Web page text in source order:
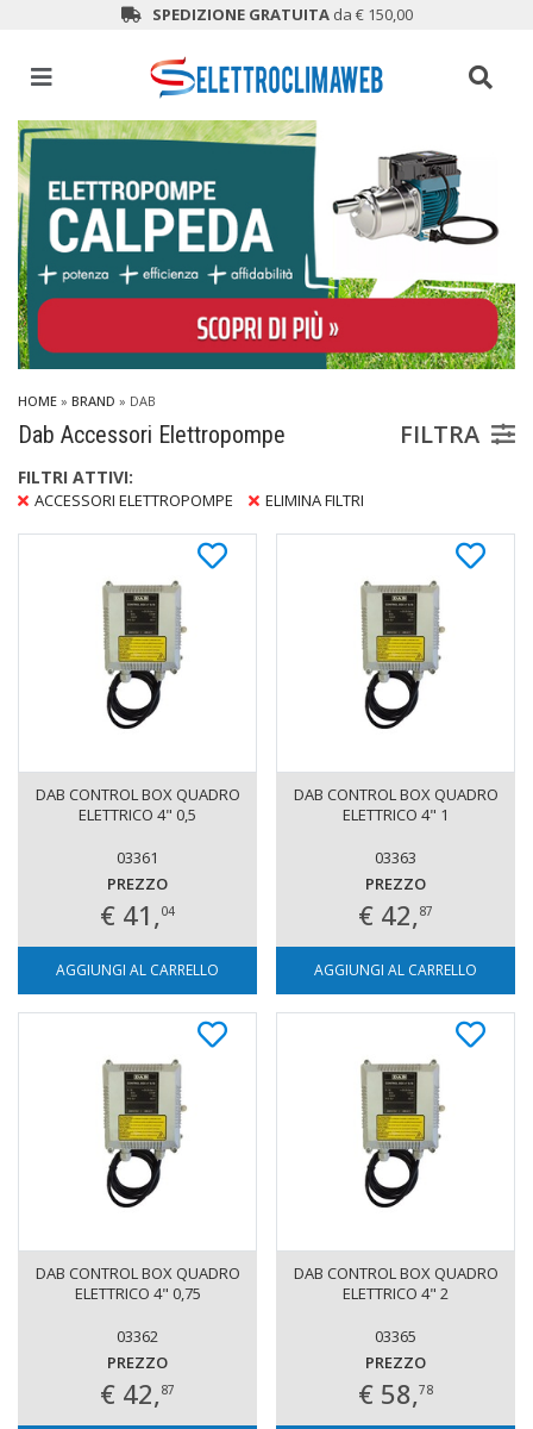
SPEDIZIONE GRATUITAda € 150,00
HOME » BRAND » DAB
Dab Accessori Elettropompe FILTRA
FILTRI ATTIVI:
ACCESSORI ELETTROPOMPE ELIMINA FILTRI
DAB CONTROL BOX QUADRO
ELETTRICO 4" 0,5
03361
PREZZO
€ 41,04
AGGIUNGI AL CARRELLO
DAB CONTROL BOX QUADRO
ELETTRICO 4" 1
03363
PREZZO
€ 42,87
AGGIUNGI AL CARRELLO
DAB CONTROL BOX QUADRO
ELETTRICO 4" 0,75
03362
PREZZO
€ 42,87
DAB CONTROL BOX QUADRO
ELETTRICO 4" 2
03365
PREZZO
€ 58,78